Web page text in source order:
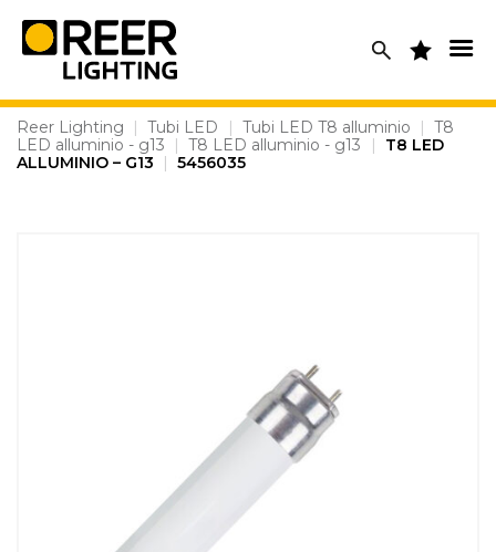
content
Reer Lighting | Tubi LED | Tubi LED T8 alluminio | T8
LED alluminio - g13
| T8 LED alluminio - g13 |
T8 LED
ALLUMINIO – G13
| 5456035